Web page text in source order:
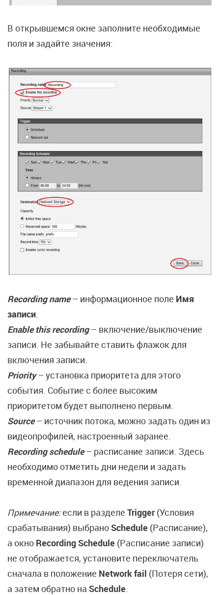
В открывшемся окне заполните необходимые
поля и задайте значения:
Recording name– информационное поле Имя
записи.
Enable this recording– включение/выключение
записи. Не забывайте ставить флажок для
включения записи.
Priority– установка приоритета для этого
события. Событие с более высоким
приоритетом будет выполнено первым.
Source– источник потока, можно задать один из
видеопрофилей, настроенный заранее.
Recording schedule– расписание записи. Здесь
необходимо отметить дни недели и задать
временной диапазон для ведения записи.
Примечание:если в разделе Trigger(Условия
срабатывания) выбраноSchedule (Расписание),
а окно Recording Schedule (Расписание записи)
не отображается, установите переключатель
сначала в положение Network fail (Потеря сети),
а затем обратно на Schedule.